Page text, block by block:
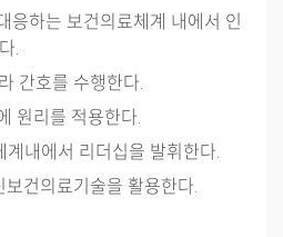
응하는 보건의료체계 내에서 인
.
간호를 수행한다.
원리를 적용한다.
내에서 리더십을 발휘한다.
건의료기술을 활용한다.